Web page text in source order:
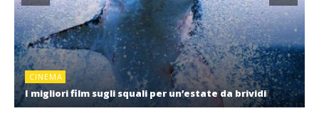
CINEMA
I migliori film sugli squali per un’estate da brividi